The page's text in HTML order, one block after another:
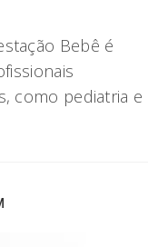
Bebê é
como pediatria e